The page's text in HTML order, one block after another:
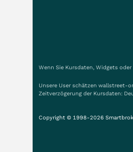
Wenn Sie Kursdaten, Widgets
Unsere User schätzen wallstreet-
Zeitverzögerung der Kursdaten:
Copyright © 1998-2026